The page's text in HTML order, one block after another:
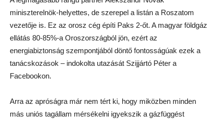
miniszterelnök-helyettes, de szerepel a listán a Roszatom
vezetője is. Ez az orosz cég építi Paks 2-őt. A magyar földgáz
ellátás 80-85%-a Oroszországból jön, ezért az
energiabiztonság szempontjából döntő fontosságúak ezek a
tanácskozások – indokolta utazását Szijjártó Péter a
Facebookon.
Arra az apróságra már nem tért ki, hogy miközben minden
más uniós tagállam mérsékelni igyekszik a gázfüggést